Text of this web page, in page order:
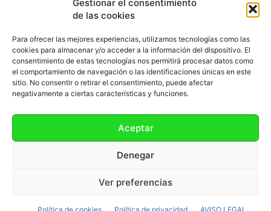
Gestionar el consentimiento
de las cookies
Para ofrecer las mejores experiencias, utilizamos tecnologías como las
cookies para almacenar y/o acceder a la información del dispositivo. El
consentimiento de estas tecnologías nos permitirá procesar datos como
el comportamiento de navegación o las identificaciones únicas en este
sitio. No consentir o retirar el consentimiento, puede afectar
negativamente a ciertas características y funciones.
Aceptar
Denegar
Ver preferencias
SOBRE NOSOTROS
Política de cookies (UE)